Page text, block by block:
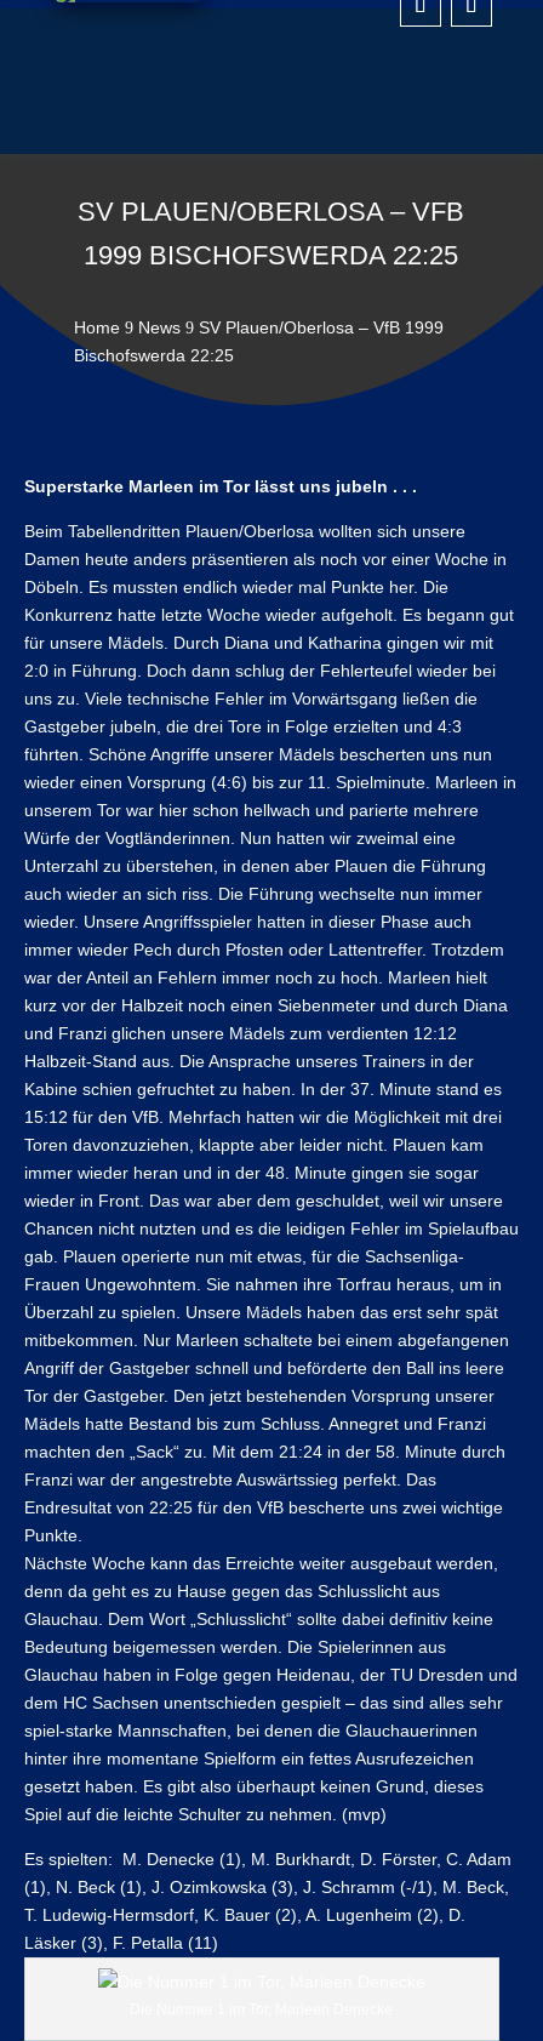
SV PLAUEN/OBERLOSA – VFB
1999 BISCHOFSWERDA 22:25
Home 9 News 9 SV Plauen/Oberlosa – VfB 1999
Bischofswerda 22:25
Superstarke Marleen im Tor lässt uns jubeln . . .
Beim Tabellendritten Plauen/Oberlosa wollten sich unsere
Damen heute anders präsentieren als noch vor einer Woche in
Döbeln. Es mussten endlich wieder mal Punkte her. Die
Konkurrenz hatte letzte Woche wieder aufgeholt. Es begann gut
für unsere Mädels. Durch Diana und Katharina gingen wir mit
2:0 in Führung. Doch dann schlug der Fehlerteufel wieder bei
uns zu. Viele technische Fehler im Vorwärtsgang ließen die
Gastgeber jubeln, die drei Tore in Folge erzielten und 4:3
führten. Schöne Angriffe unserer Mädels bescherten uns nun
wieder einen Vorsprung (4:6) bis zur 11. Spielminute. Marleen in
unserem Tor war hier schon hellwach und parierte mehrere
Würfe der Vogtländerinnen. Nun hatten wir zweimal eine
Unterzahl zu überstehen, in denen aber Plauen die Führung
auch wieder an sich riss. Die Führung wechselte nun immer
wieder. Unsere Angriffsspieler hatten in dieser Phase auch
immer wieder Pech durch Pfosten oder Lattentreffer. Trotzdem
war der Anteil an Fehlern immer noch zu hoch. Marleen hielt
kurz vor der Halbzeit noch einen Siebenmeter und durch Diana
und Franzi glichen unsere Mädels zum verdienten 12:12
Halbzeit-Stand aus. Die Ansprache unseres Trainers in der
Kabine schien gefruchtet zu haben. In der 37. Minute stand es
15:12 für den VfB. Mehrfach hatten wir die Möglichkeit mit drei
Toren davonzuziehen, klappte aber leider nicht. Plauen kam
immer wieder heran und in der 48. Minute gingen sie sogar
wieder in Front. Das war aber dem geschuldet, weil wir unsere
Chancen nicht nutzten und es die leidigen Fehler im Spielaufbau
gab. Plauen operierte nun mit etwas, für die Sachsenliga-
Frauen Ungewohntem. Sie nahmen ihre Torfrau heraus, um in
Überzahl zu spielen. Unsere Mädels haben das erst sehr spät
mitbekommen. Nur Marleen schaltete bei einem abgefangenen
Angriff der Gastgeber schnell und beförderte den Ball ins leere
Tor der Gastgeber. Den jetzt bestehenden Vorsprung unserer
Mädels hatte Bestand bis zum Schluss. Annegret und Franzi
machten den „Sack“ zu. Mit dem 21:24 in der 58. Minute durch
Franzi war der angestrebte Auswärtssieg perfekt. Das
Endresultat von 22:25 für den VfB bescherte uns zwei wichtige
Punkte.
Nächste Woche kann das Erreichte weiter ausgebaut werden,
denn da geht es zu Hause gegen das Schlusslicht aus
Glauchau. Dem Wort „Schlusslicht“ sollte dabei definitiv keine
Bedeutung beigemessen werden. Die Spielerinnen aus
Glauchau haben in Folge gegen Heidenau, der TU Dresden und
dem HC Sachsen unentschieden gespielt – das sind alles sehr
spiel-starke Mannschaften, bei denen die Glauchauerinnen
hinter ihre momentane Spielform ein fettes Ausrufezeichen
gesetzt haben. Es gibt also überhaupt keinen Grund, dieses
Spiel auf die leichte Schulter zu nehmen. (mvp)
Es spielten: M. Denecke (1), M. Burkhardt, D. Förster, C. Adam
(1), N. Beck (1), J. Ozimkowska (3), J. Schramm (-/1), M. Beck,
T. Ludewig-Hermsdorf, K. Bauer (2), A. Lugenheim (2), D.
Läsker (3), F. Petalla (11)